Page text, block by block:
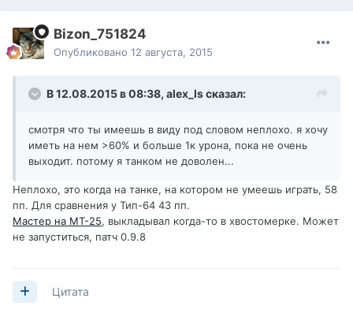
Bizon_751824
Опубликовано 12 августа, 2015
В 12.08.2015 в 08:38, alex_lsсказал:
смотря что ты имеешь в виду под словом неплохо. я хочу
иметь на нем >60% и больше 1к урона, пока не очень
выходит. потому я танком не доволен...
Неплохо, это когда на танке, на котором не умеешь играть, 58
пп. Для сравнения у Тип-64 43 пп.
Мастер на МТ-25, выкладывал когда-то в хвостомерке. Может
не запуститься, патч 0.9.8
Цитата